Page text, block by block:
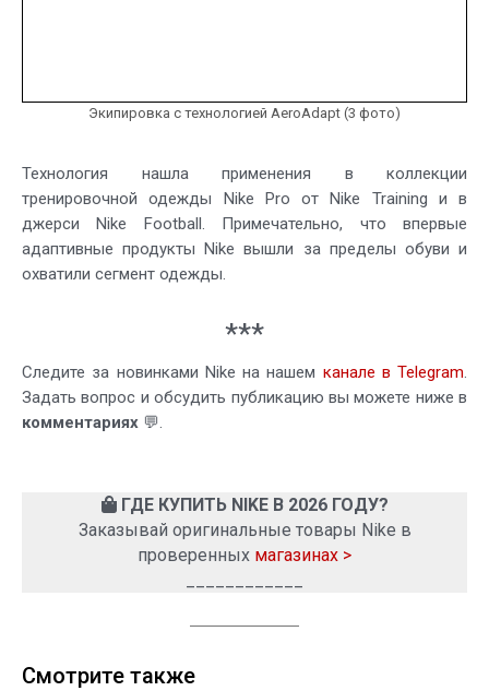
Экипировка с технологией AeroAdapt (3 фото)
Технология нашла применения в коллекции
тренировочной одежды Nike Pro от Nike Training и в
джерси Nike Football. Примечательно, что впервые
адаптивные продукты Nike вышли за пределы обуви и
охватили сегмент одежды.
***
Следите за новинками Nike на нашем канале в Telegram.
Задать вопрос и обсудить публикацию вы можете ниже в
комментариях 💬.
ГДЕ КУПИТЬ NIKE В 2026 ГОДУ?
Заказывай оригинальные товары Nike в
проверенных магазинах >
Смотрите также